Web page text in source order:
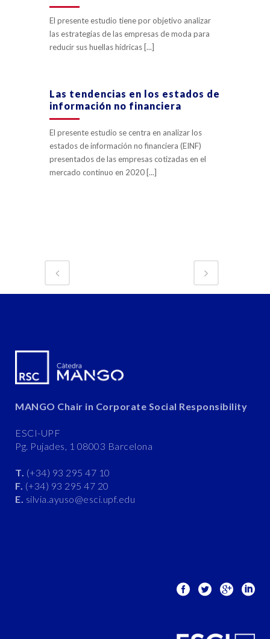
El presente estudio tiene por objetivo analizar
las estrategias de las empresas de moda para
reducir sus huellas hídricas [...]
Las tendencias en los estados de
información no financiera
El presente estudio se centra en analizar los
estados de información no financiera (EINF)
presentados de las empresas cotizadas en el
mercado continuo en 2020 [...]
MANGO Chair in Corporate Social Responsibility
ESCI-UPF
Pg. Pujades, 1 08003 Barcelona
T. (+34) 93 295 47 10
F. (+34) 93 295 47 20
E. silvia.ayuso@esci.upf.edu